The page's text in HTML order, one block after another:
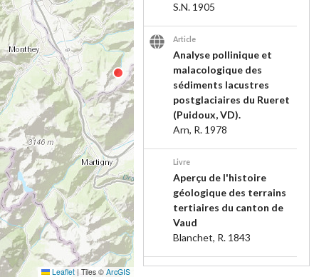
Leaflet | Tiles ©ArcGIS
S.N. 1905
Article
Analyse pollinique et
malacologique des
sédiments lacustres
postglaciaires du Rueret
(Puidoux, VD).
Arn, R. 1978
Livre
Aperçu de l'histoire
géologique des terrains
tertiaires du canton de
Vaud
Blanchet, R. 1843